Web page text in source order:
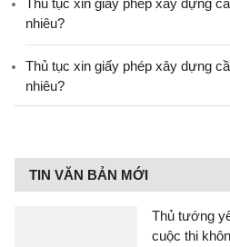
Thủ tục xin giấy phép xây dựng
nhiêu?
Thủ tục xin giấy phép xây dựng
nhiêu?
TIN VĂN BẢN MỚI
Thủ tướng
cuộc thi